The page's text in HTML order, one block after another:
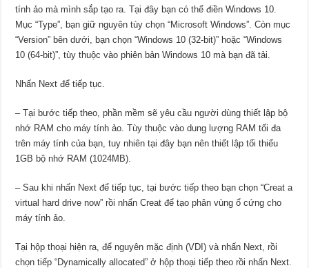
tính ảo mà mình sắp tạo ra. Tại đây bạn có thể điền Windows 10.
Mục “Type”, bạn giữ nguyên tùy chọn “Microsoft Windows”. Còn mục
“Version” bên dưới, bạn chọn “Windows 10 (32-bit)” hoặc “Windows
10 (64-bit)”, tùy thuộc vào phiên bản Windows 10 mà bạn đã tải.
Nhấn Next để tiếp tục.
– Tại bước tiếp theo, phần mềm sẽ yêu cầu người dùng thiết lập bộ
nhớ RAM cho máy tính ảo. Tùy thuộc vào dung lượng RAM tối đa
trên máy tính của bạn, tuy nhiên tại đây bạn nên thiết lập tối thiểu
1GB bộ nhớ RAM (1024MB).
– Sau khi nhấn Next để tiếp tục, tại bước tiếp theo bạn chọn “Creat a
virtual hard drive now” rồi nhấn Creat để tạo phân vùng ổ cứng cho
máy tính ảo.
Tại hộp thoại hiện ra, để nguyên mặc định (VDI) và nhấn Next, rồi
chọn tiếp “Dynamically allocated” ở hộp thoại tiếp theo rồi nhấn Next.